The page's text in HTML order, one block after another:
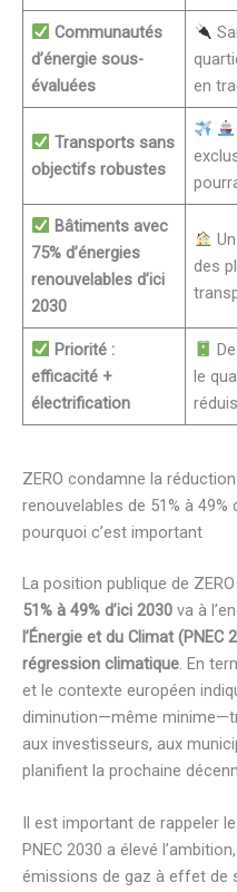
Communautés
d’énergie sous-
évaluées
en
Transports sans
objectifs robustes
Bâtiments avec
75% d’énergies
renouvelables d’ici
2030
des
Priorité :
efficacité +
électrification
le
ZERO condamne la
renouvelables de 51% à 49%
pourquoi c’est important
La position publique de
51% à 49% d’ici 2030 va à
l’Énergie et du Climat (PNEC
régression climatique. En
et le contexte européen
diminution—même
aux investisseurs, aux
planifient la prochaine
Il est important de rappeler
PNEC 2030 a élevé
émissions de gaz à effet de